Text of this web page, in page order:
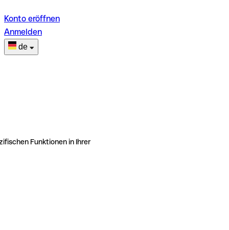
Konto eröffnen
Anmelden
de
Funktionen in Ihrer